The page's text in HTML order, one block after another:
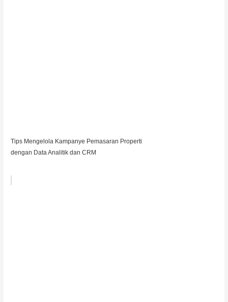
Tips Mengelola Kampanye Pemasaran Properti
dengan Data Analitik dan CRM